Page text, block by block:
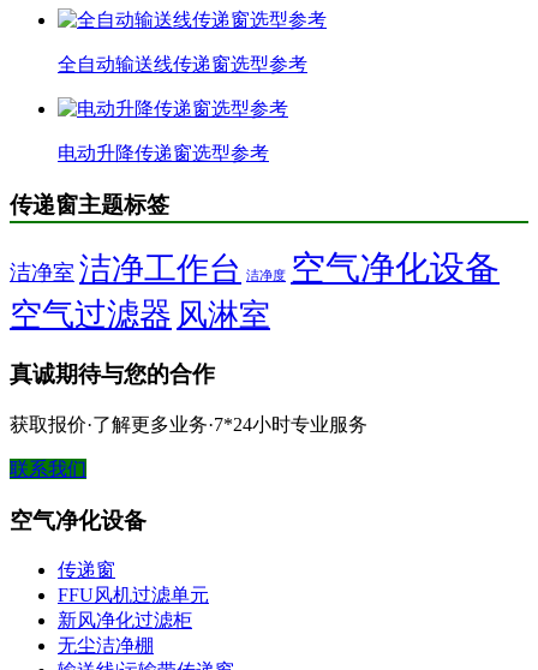
全自动输送线传递窗选型参考
电动升降传递窗选型参考
传递窗主题标签
洁净室 洁净工作台 洁净度 空气净化设备
空气过滤器 风淋室
真诚期待与您的合作
获取报价·了解更多业务·7*24小时专业服务
联系我们
空气净化设备
传递窗
FFU风机过滤单元
新风净化过滤柜
无尘洁净棚